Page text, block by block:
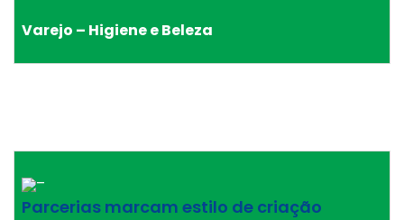
Varejo – Higiene e Beleza
–
Parcerias marcam estilo de criação